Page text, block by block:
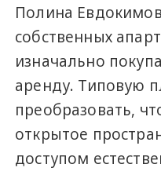
Полина
собственных
изначально
аренду. Типовую
преобразовать,
открытое
доступом